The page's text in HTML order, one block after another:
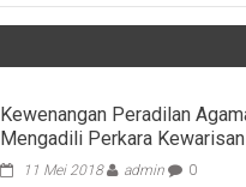
Kewenangan Peradilan
Mengadili Perkara Kewarisan
11 Mei 2018 admin 0